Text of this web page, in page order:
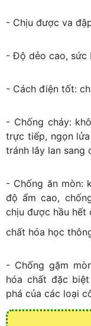
- Chịu được va
- Độ dẻo cao, sức
- Cách điện tốt:
- Chống cháy:
trực tiếp, ngọn
tránh lây lan sang
- Chống ăn mòn:
độ ẩm cao,
chịu được hầu hết
chất hóa học
- Chống gặm
hóa chất đặc
phá của các loại